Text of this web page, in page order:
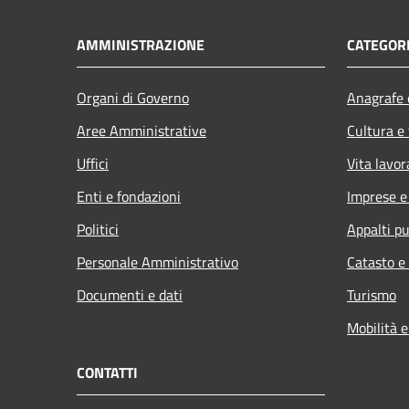
AMMINISTRAZIONE
Organi di Governo
Aree Amministrative
Uffici
Enti e fondazioni
Politici
Personale Amministrativo
Documenti e dati
Cultura
Vita
Imprese
Appalti
Catasto
Turismo
Mobilità
CONTATTI